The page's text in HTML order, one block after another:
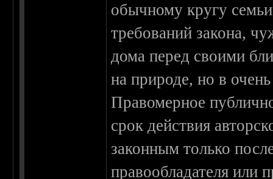
обычному кругу
требований закона,
дома перед своими
на природе, но в
Правомерное
срок действия
законным только
правообладателя или